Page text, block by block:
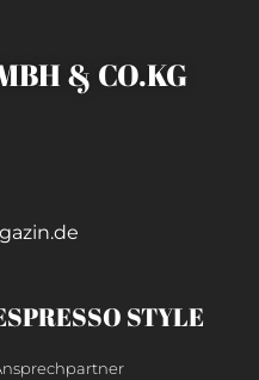
& CO.KG
STYLE